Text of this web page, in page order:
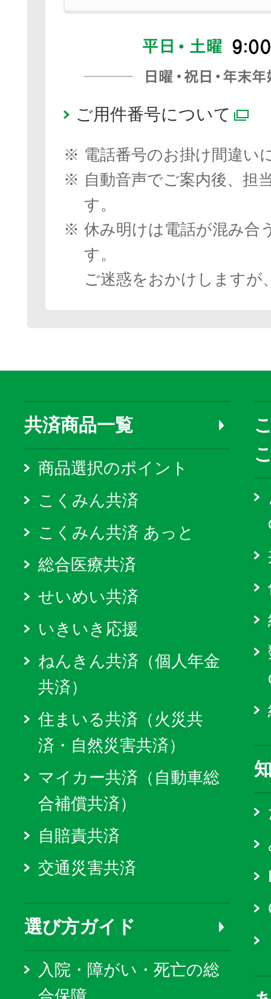
ご用件番号について
※ 電話番号のお掛け間違い
※ 自動音声でご案内後、担
す。
※ 休み明けは電話が混み合
す。
ご迷惑をおかけしますが
共済商品一覧
商品選択のポイント
こくみん共済
こくみん共済 あっと
総合医療共済
せいめい共済
いきいき応援
ねんきん共済（個人年金
共済）
住まいる共済（火災共
済・自然災害共済）
マイカー共済（自動車総
合補償共済）
自賠責共済
交通災害共済
選び方ガイド
入院・障がい・死亡の総